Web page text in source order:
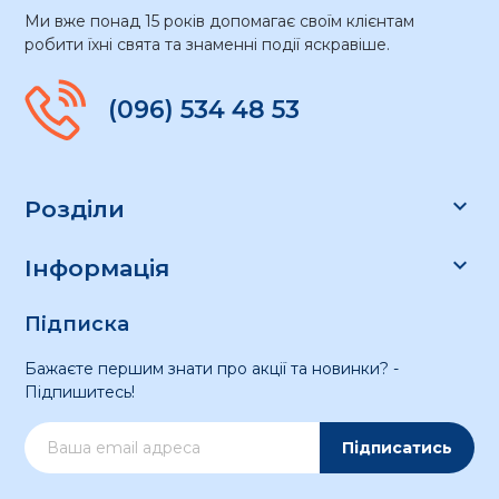
Ми вже понад 15 років допомагає своїм клієнтам
робити їхні свята та знаменні події яскравіше.
(096) 534 48 53
Розділи 
Інформація 
Підписка
Бажаєте першим знати про акції та новинки? -
Підпишитесь!
Підписатись